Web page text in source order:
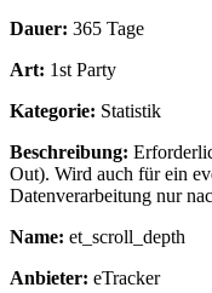
Dauer: 365 Tage
Art: 1st Party
Kategorie: Statistik
Beschreibung:
Out). Wird auch für ein
Datenverarbeitung nur
Name: et_scroll_depth
Anbieter: eTracker